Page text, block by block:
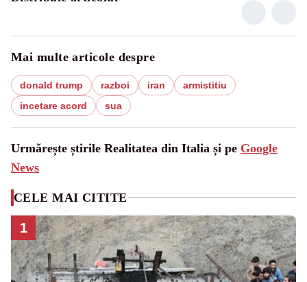
Mai multe articole despre
donald trump razboi iran
armistitiu
incetare acord
sua
Urmărește știrile Realitatea din Italia și pe Google
News
CELE MAI CITITE
1